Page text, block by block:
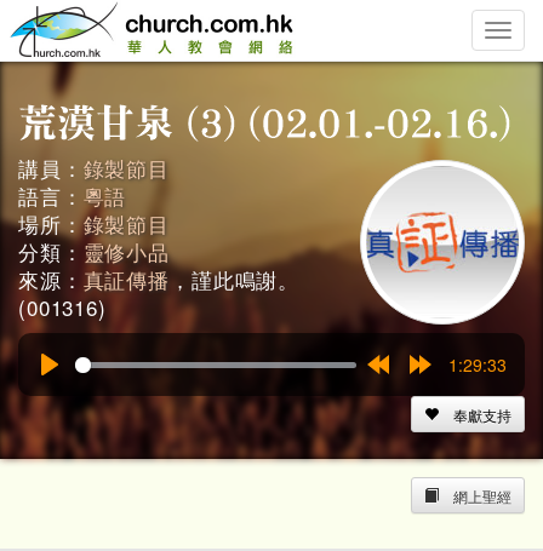
Toggle
講員： 錄製節目
語言： 粵語
場所：錄製節目
分類： 靈修小品
來源： 真証傳播 ，謹此鳴謝。
(001316)
15s
15s
1:29:33
奉獻支持
網上聖經